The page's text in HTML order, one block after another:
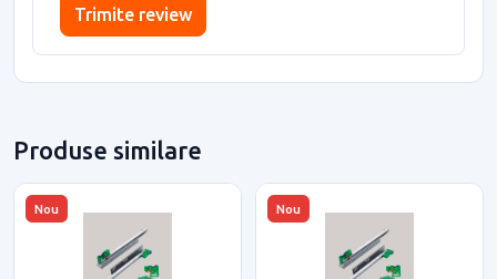
Trimite review
Produse similare
Nou Nou